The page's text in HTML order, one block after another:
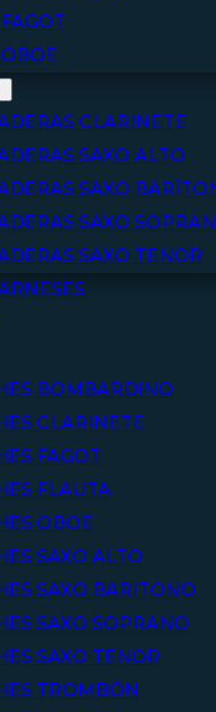
CLARINETE
SAXO ALTO
SAXO
SAXO
SAXO TENOR
BOMBARDINO
CLARINETE
FAGOT
FLAUTA
OBOE
SAXO ALTO
SAXO BARITONO
SAXO SOPRANO
SAXO TENOR
TROMBÓN